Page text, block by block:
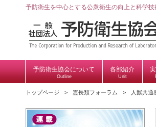
予防衛生を中心とする公衆衛生の向上と科学
予防衛生協会について
Outline
各部紹介
Unit
トップページ 霊長類フォーラム 人獣共通